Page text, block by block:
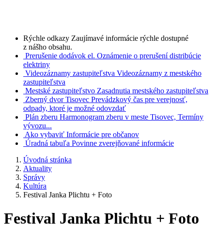
Rýchle odkazy Zaujímavé informácie rýchle dostupné
z nášho obsahu.
Prerušenie dodávok el. Oznámenie o prerušení distribúcie
elektriny
Videozáznamy zastupiteľstva Videozáznamy z mestského
zastupiteľstva
Mestské zastupiteľstvo Zasadnutia mestského zastupiteľstva
Zberný dvor Tisovec Prevádzkový čas pre verejnosť,
odpady, ktoré je možné odovzdať
Plán zberu Harmonogram zberu v meste Tisovec, Termíny
vývozu...
Ako vybaviť Informácie pre občanov
Úradná tabuľa Povinne zverejňované informácie
Úvodná stránka
Aktuality
Správy
Kultúra
Festival Janka Plichtu + Foto
Festival Janka Plichtu + Foto